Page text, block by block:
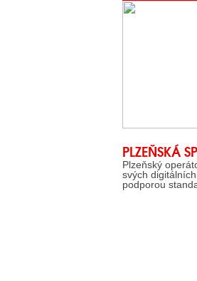
PLZEŇSKÁ
Plzeňský
svých
podporou